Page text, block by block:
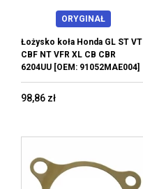
ORYGINAŁ
Łożysko koła Honda GL ST VT
CBF NT VFR XL CB CBR
6204UU [OEM: 91052MAE004]
98,86 zł